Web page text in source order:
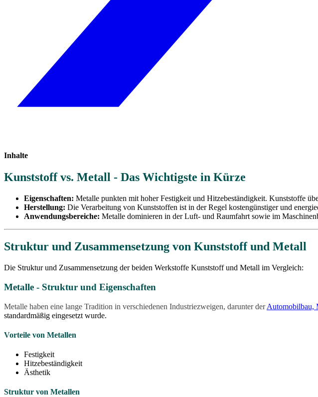
Inhalte
Kunststoff vs. Metall - Das Wichtigste in Kürze
Eigenschaften: Metalle punkten mit hoher Festigkeit und Hitzebeständigkeit. Kunststoffe
Herstellung: Die Verarbeitung von Kunststoffen ist in der Regel kostengünstiger und
Anwendungsbereiche: Metalle dominieren in der Luft- und Raumfahrt sowie im
Struktur und Zusammensetzung von Kunststoff und Metall
Die Struktur und Zusammensetzung der beiden Werkstoffe Kunststoff und Metall im Vergleich:
Metalle - Struktur und Eigenschaften
Metalle haben eine lange Tradition in verschiedenen Industriezweigen, darunter der Automobilbau,
standardmäßig eingesetzt wurde.
Vorteile von Metallen
Festigkeit
Hitzebeständigkeit
Ästhetik
Struktur von Metallen